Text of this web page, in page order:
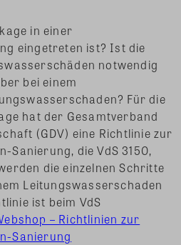
in einer
eingetreten ist? Ist die
notwendig
bei einem
Für die
hat der Gesamtverband
(GDV) eine Richtlinie zur
Sanierung, die VdS 3150,
die einzelnen Schritte
Leitungswasserschaden
ist beim VdS
– Richtlinien zur
Sanierung